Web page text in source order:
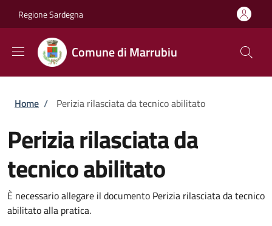
Regione Sardegna
Comune di Marrubiu
Briciole di pane
Home / Perizia rilasciata da tecnico abilitato
Perizia rilasciata da
tecnico abilitato
È necessario allegare il documento Perizia rilasciata da tecnico
abilitato alla pratica.